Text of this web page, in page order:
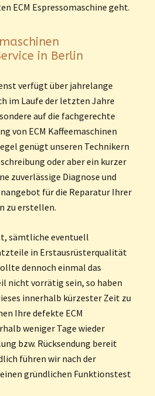
ECM Espressomaschine geht.
in Berlin
verfügt über jahrelange
im Laufe der letzten Jahre
auf die fachgerechte
von ECM Kaffeemaschinen
genügt unseren Technikern
oder aber ein kurzer
zuverlässige Diagnose und
für die Reparatur Ihrer
zu erstellen.
sämtliche eventuell
in Erstausrüsterqualität
dennoch einmal das
nicht vorrätig sein, so haben
innerhalb kürzester Zeit zu
Ihre defekte ECM
weniger Tage wieder
bzw. Rücksendung bereit
führen wir nach der
gründlichen Funktionstest